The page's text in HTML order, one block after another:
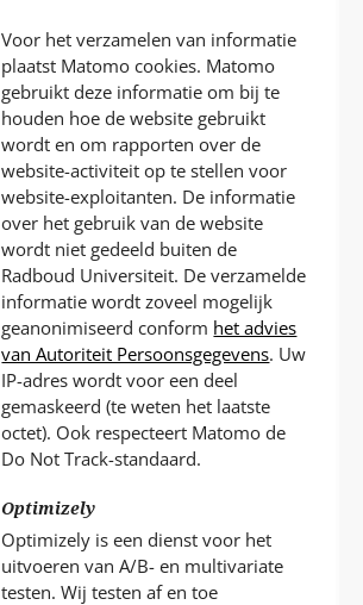
Voor het verzamelen van informatie
plaatst Matomo cookies. Matomo
gebruikt deze informatie om bij te
houden hoe de website gebruikt
wordt en om rapporten over de
website-activiteit op te stellen voor
website-exploitanten. De informatie
over het gebruik van de website
wordt niet gedeeld buiten de
Radboud Universiteit. De verzamelde
informatie wordt zoveel mogelijk
geanonimiseerd conform het advies
van Autoriteit Persoonsgegevens. Uw
IP-adres wordt voor een deel
gemaskeerd (te weten het laatste
octet). Ook respecteert Matomo de
Do Not Track-standaard.
Optimizely
Optimizely is een dienst voor het
uitvoeren van A/B- en multivariate
testen. Wij testen af en toe